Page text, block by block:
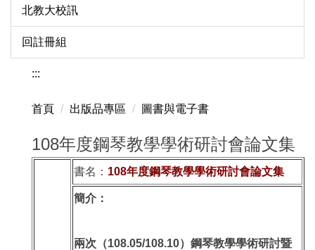
北教大校訊
回註冊組
:::
首頁 出版品專區 圖書與電子書
108年度鋼琴教學學術研討會論文集
書名： 108年度鋼琴教學學術研討會論文集
簡介：
兩次（108.05/108.10）鋼琴教學學術研討暨